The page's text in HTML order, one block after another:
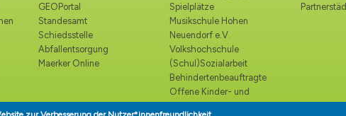
GEOPortal
Standesamt
Schiedsstelle
Abfallentsorgung
Maerker Online
Spielplätze
Musikschule Hohen
Neuendorf e.V.
Volkshochschule
(Schul)Sozialarbeit
Behindertenbeauftragte
Offene Kinder- und
Jugendtreffs